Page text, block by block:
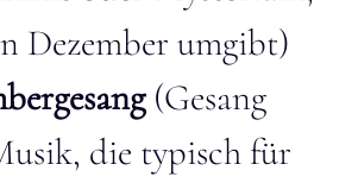
Dezember umgibt)
(Gesang
die typisch für